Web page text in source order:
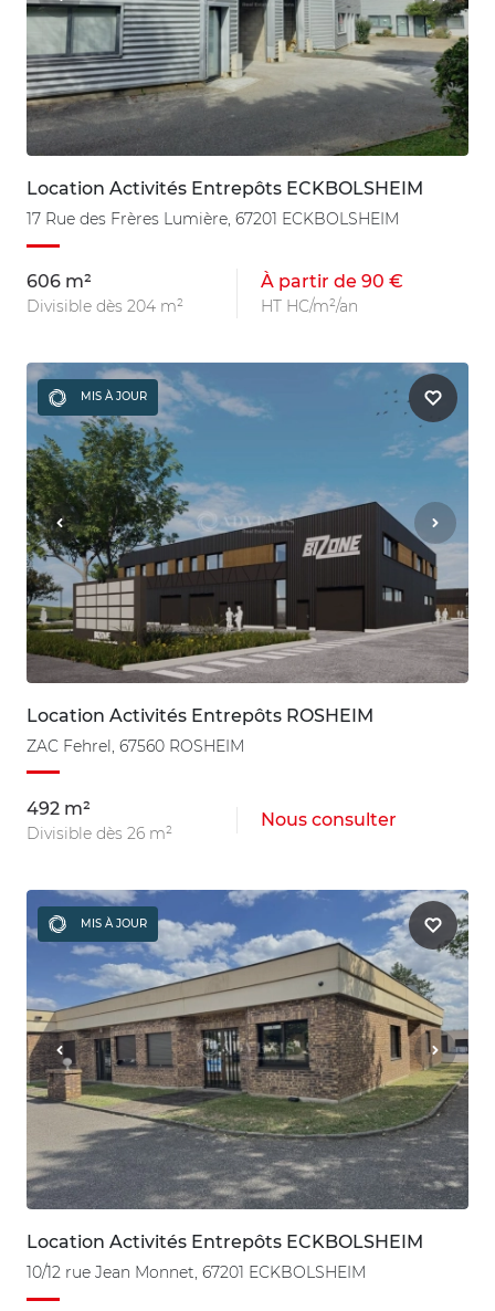
Location Activités Entrepôts ECKBOLSHEIM
17 Rue des Frères Lumière, 67201 ECKBOLSHEIM
606 m²
Divisible dès 204 m²
À partir de 90 €
HT HC/m²/an
MIS À JOUR
Location Activités Entrepôts ROSHEIM
ZAC Fehrel, 67560 ROSHEIM
492 m²
Divisible dès 26 m²
Nous consulter
MIS À JOUR
Location Activités Entrepôts ECKBOLSHEIM
10/12 rue Jean Monnet, 67201 ECKBOLSHEIM